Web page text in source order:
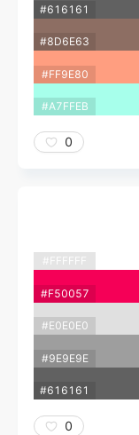
#616161
#8D6E63
#FF9E80
#A7FFEB
0
#FFFFFF
#F50057
#E0E0E0
#9E9E9E
#616161
0